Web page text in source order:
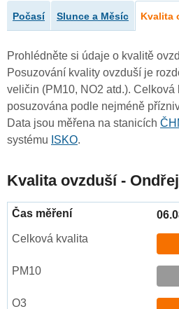
Počasí Slunce a Měsíc Kvalita
Prohlédněte si údaje o kvalitě
Posuzování kvality ovzduší je
veličin (PM10, NO2 atd.).
posuzována podle nejméně
Data jsou měřena na stanicích
systému ISKO.
Kvalita ovzduší -